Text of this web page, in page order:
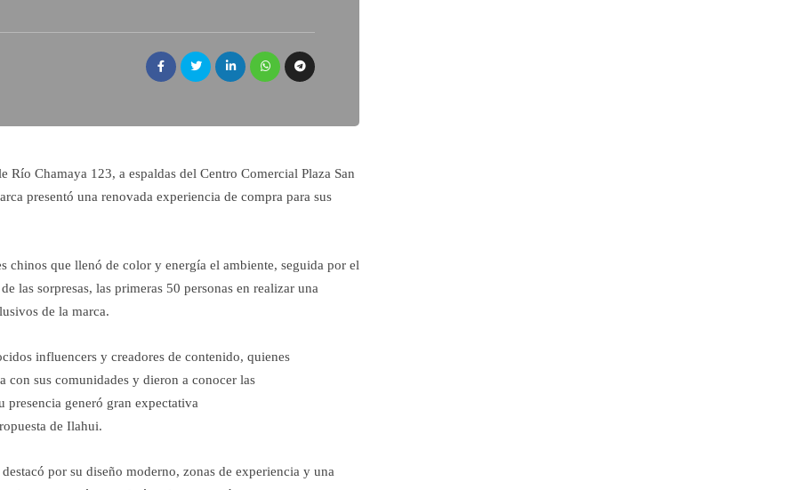
Chamaya 123, a espaldas del Centro Comercial Plaza San
presentó una renovada experiencia de compra para sus
que llenó de color y energía el ambiente, seguida por el
las sorpresas, las primeras 50 personas en realizar una
de la marca.
influencers y creadores de contenido, quienes
con sus comunidades y dieron a conocer las
presencia generó gran expectativa
de Ilahui.
por su diseño moderno, zonas de experiencia y una